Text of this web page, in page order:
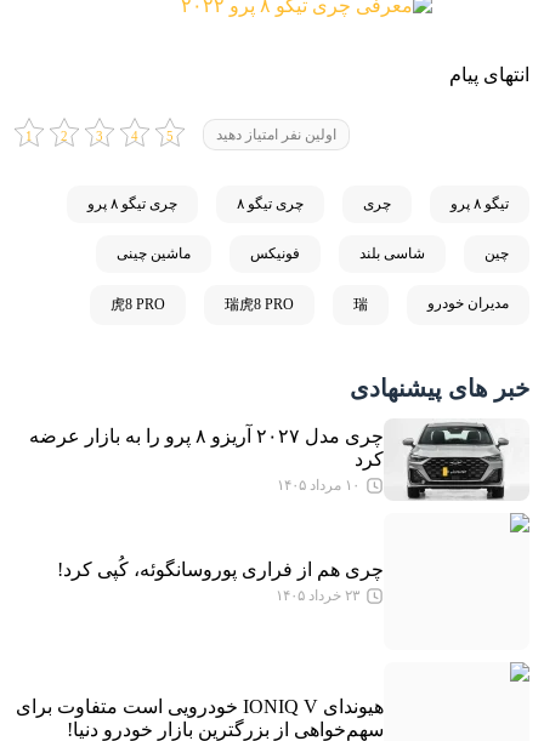
انتهای پیام
اولین نفر امتیاز دهید
تیگو ۸ پرو چری چری تیگو ۸ چری تیگو ۸ پرو
چین شاسی بلند فونیکس ماشین چینی
مدیران خودرو 瑞
瑞虎8 PRO
虎8 PRO
خبر های پیشنهادی
چری مدل ۲۰۲۷ آریزو ۸ پرو را به بازار عرضه
کرد
۱۰ مرداد ۱۴۰۵
چری هم از فراری پوروسانگوئه، کُپی کرد!
۲۳ خرداد ۱۴۰۵
هیوندای IONIQ V خودرویی است متفاوت برای
سهم‌خواهی از بزرگترین بازار خودرو دنیا!